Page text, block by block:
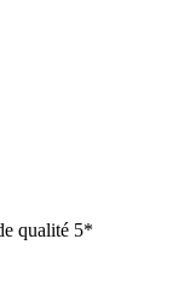
qualité 5*